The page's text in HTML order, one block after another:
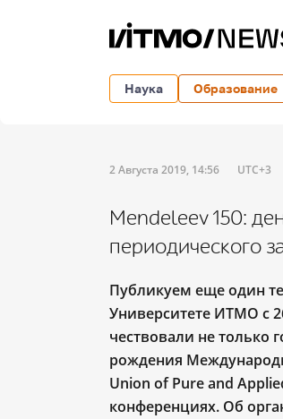
Наука Образование
2 Августа 2019, 14:56 UTC+3
Mendeleev 150:
периодического
Публикуем еще один
Университете ИТМО с
чествовали не только
рождения
Union of Pure and
конференциях. Об